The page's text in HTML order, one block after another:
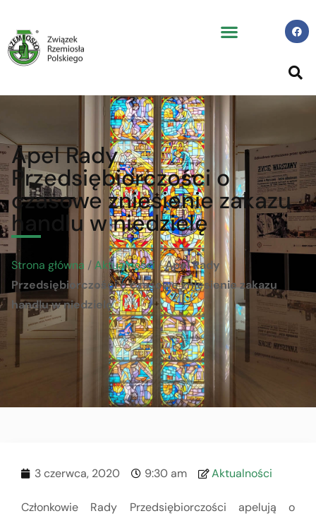
Apel Rady
Przedsiębiorczości o
czasowe zniesienie zakazu
handlu w niedzielę
Strona główna /Aktualności /Apel Rady
Przedsiębiorczości o czasowe zniesienie zakazu
handlu w niedzielę
3 czerwca, 2020 9:30 am Aktualności
Członkowie Rady Przedsiębiorczości apelują o